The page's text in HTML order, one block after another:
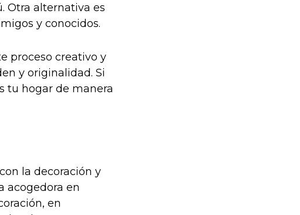
Otra alternativa es
y conocidos.
proceso creativo y
y originalidad. Si
tu hogar de manera
la decoración y
acogedora en
en